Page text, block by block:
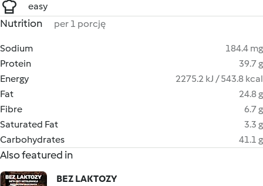
easy
Nutrition per 1 porcję
Sodium
184.4 mg
Protein
39.7 g
Energy
2275.2 kJ / 543.8 kcal
Fat
24.8 g
Fibre
6.7 g
Saturated Fat
3.3 g
Carbohydrates
41.1 g
Also featured in
BEZ LAKTOZY